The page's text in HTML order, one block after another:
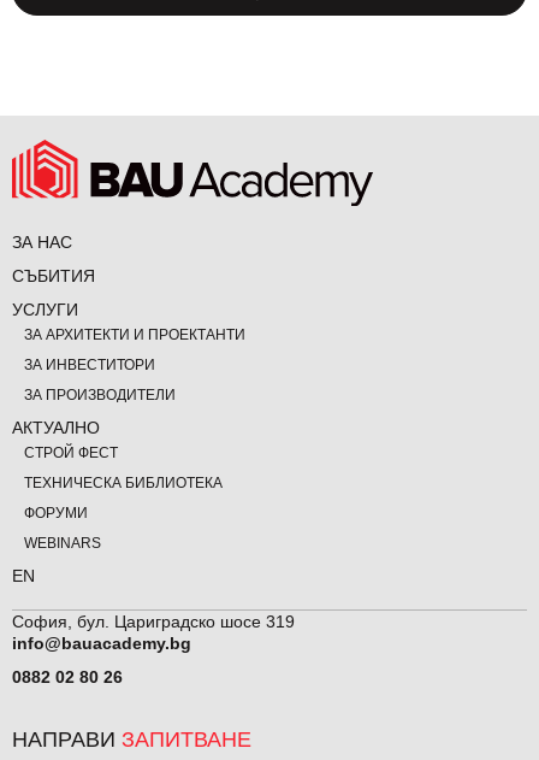
ЗА НАС
СЪБИТИЯ
УСЛУГИ
ЗА АРХИТЕКТИ И ПРОЕКТАНТИ
ЗА ИНВЕСТИТОРИ
ЗА ПРОИЗВОДИТЕЛИ
АКТУАЛНО
СТРОЙ ФЕСТ
ТЕХНИЧЕСКА БИБЛИОТЕКА
ФОРУМИ
WEBINARS
EN
София, бул. Цариградско шосе 319
info@bauacademy.bg
0882 02 80 26
НАПРАВИ ЗАПИТВАНЕ